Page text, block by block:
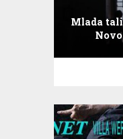
Mlada